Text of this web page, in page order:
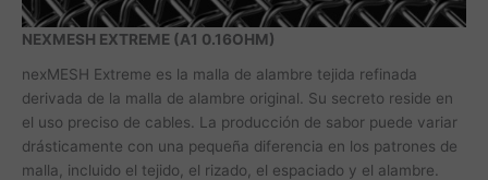
NEXMESH EXTREME (A1 0.16OHM)
nexMESH Extreme es la malla de alambre tejida refinada
derivada de la malla de alambre original. Su secreto reside en
el uso preciso de cables. La producción de sabor puede variar
drásticamente con una pequeña diferencia en los patrones de
malla, incluido el tejido, el rizado, el espaciado y el alambre.